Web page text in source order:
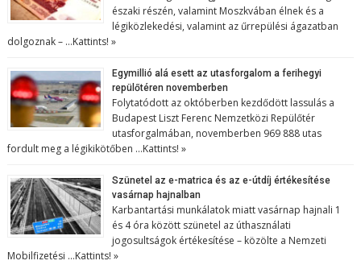
északi részén, valamint Moszkvában élnek és a
légiközlekedési, valamint az űrrepülési ágazatban
dolgoznak – …Kattints! »
Egymillió alá esett az utasforgalom a ferihegyi
repülőtéren novemberben
Folytatódott az októberben kezdődött lassulás a
Budapest Liszt Ferenc Nemzetközi Repülőtér
utasforgalmában, novemberben 969 888 utas
fordult meg a légikikötőben …Kattints! »
Szünetel az e-matrica és az e-útdíj értékesítése
vasárnap hajnalban
Karbantartási munkálatok miatt vasárnap hajnali 1
és 4 óra között szünetel az úthasználati
jogosultságok értékesítése – közölte a Nemzeti
Mobilfizetési …Kattints! »